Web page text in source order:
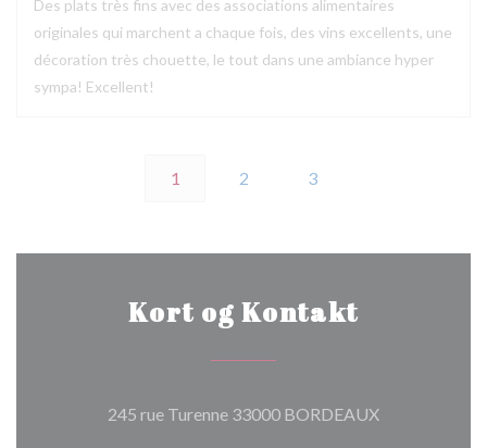
Des plats très fins avec des associations alimentaires
originales qui marchent a chaque fois, des vins excellents, une
décoration très chouette, le tout dans une ambiance hyper
sympa! Excellent!
1 2 3
Kort og Kontakt
245 rue Turenne 33000 BORDEAUX((åbner i et